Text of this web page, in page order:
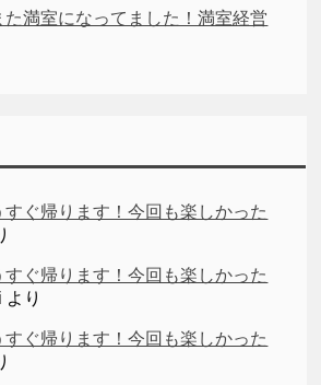
た満室になってました！満室経営
ぐ帰ります！今回も楽しかった
ぐ帰ります！今回も楽しかった
より
ぐ帰ります！今回も楽しかった